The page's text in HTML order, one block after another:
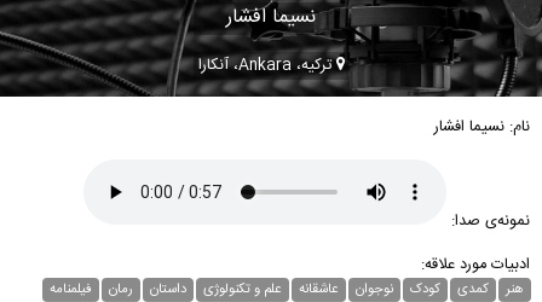
نسیما افشار
ترکیه، Ankara، آنکارا
نام: نسیما افشار
نمونه‌ی صدا:
ادبیات مورد علاقه:
هنر کمدی کودک نوجوان عاشقانه علم و تکنولوژی داستان رمان
فیلمنامه